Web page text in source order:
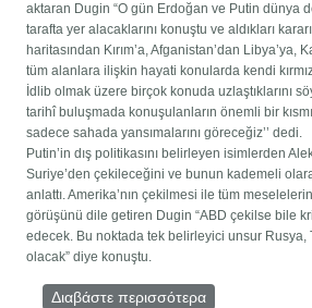
aktaran Dugin “O gün Erdoğan ve Putin dünya
tarafta yer alacaklarını konuştu ve aldıkları
haritasından Kırım’a, Afganistan’dan Libya’ya,
tüm alanlara ilişkin hayati konularda kendi
İdlib olmak üzere birçok konuda uzlaştıklarını
tarihî buluşmada konuşulanların önemli bir
sadece sahada yansımalarını göreceğiz’’ dedi.
Putin’in dış politikasını belirleyen isimlerden
Suriye’den çekileceğini ve bunun kademeli
anlattı. Amerika’nın çekilmesi ile tüm
görüşünü dile getiren Dugin “ABD çekilse bile
edecek. Bu noktada tek belirleyici unsur Rusya,
olacak” diye konuştu.
Διαβάστε περισσότερα